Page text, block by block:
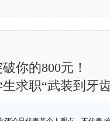
你的800元！
求职“武装到牙